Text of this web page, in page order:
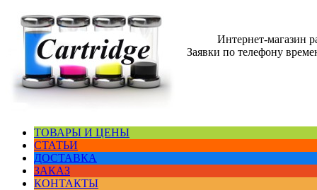
Интернет-магазин
Заявки по телефону
ТОВАРЫ И ЦЕНЫ
СТАТЬИ
ДОСТАВКА
ЗАКАЗ
КОНТАКТЫ